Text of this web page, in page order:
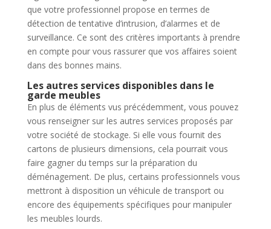
que votre professionnel propose en termes de
détection de tentative d’intrusion, d’alarmes et de
surveillance. Ce sont des critères importants à prendre
en compte pour vous rassurer que vos affaires soient
dans des bonnes mains.
Les autres services disponibles dans le
garde meubles
En plus de éléments vus précédemment, vous pouvez
vous renseigner sur les autres services proposés par
votre société de stockage. Si elle vous fournit des
cartons de plusieurs dimensions, cela pourrait vous
faire gagner du temps sur la préparation du
déménagement. De plus, certains professionnels vous
mettront à disposition un véhicule de transport ou
encore des équipements spécifiques pour manipuler
les meubles lourds.